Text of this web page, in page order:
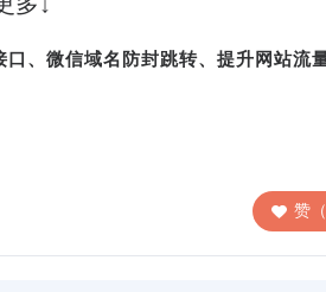
口、微信域名防封跳转、提升网站
赞（